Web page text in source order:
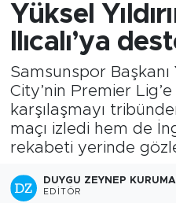
Yüksel
Ilıcalı’ya
Samsunspor Başkanı
City’nin Premier
karşılaşmayı
maçı izledi hem de
rekabeti yerinde
DUYGU ZEYNEP
EDITÖR
Süper Lig Puan
Tüm Manşetler
Son Dakika
Haber Arşivi